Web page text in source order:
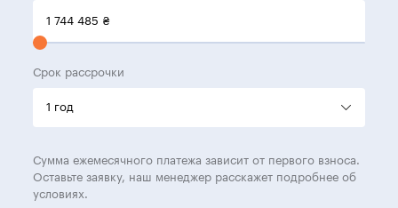
1 744 485 ₴
Срок рассрочки
Сумма ежемесячного платежа зависит от первого взноса.
Оставьте заявку, наш менеджер расскажет подробнее об
условиях.